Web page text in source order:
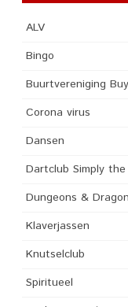
ALV
Bingo
Buurtvereniging
Corona virus
Dansen
Dartclub Simply
Dungeons &
Klaverjassen
Knutselclub
Spiritueel